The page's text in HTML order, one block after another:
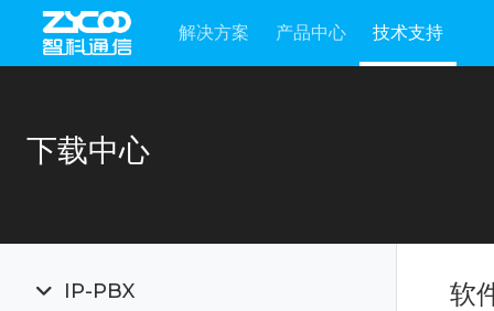
解决方案 产品中心 技术支持
下载中心
IP-PBX 软